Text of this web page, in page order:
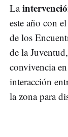
La
este año con
de los
de la
convivencia
interacción
la zona para